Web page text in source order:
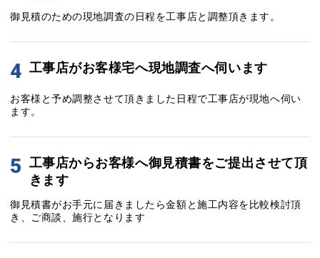
御見積のための現地調査の日程を工事店と調整頂きます。
4 工事店がお客様宅へ現地調査へ伺います
お客様と予め調整させて頂きました日程で工事店が現地へ伺い
ます。
5 工事店からお客様へ御見積書をご提出させて頂
きます
御見積書がお手元に届きましたら金額と施工内容を比較検討頂
き、ご商談、施行となります